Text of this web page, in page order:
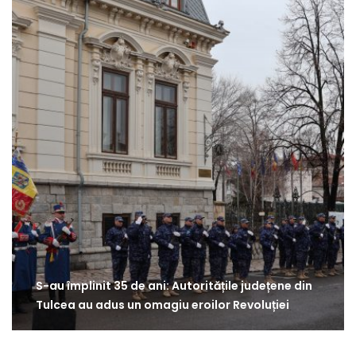
S-au împlinit 35 de ani: Autoritățile județene din
Tulcea au adus un omagiu eroilor Revoluției